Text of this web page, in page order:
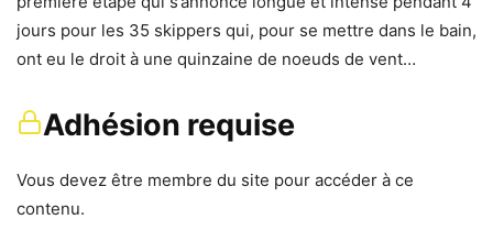
jours pour les 35 skippers qui, pour se mettre dans le bain,
ont eu le droit à une quinzaine de noeuds de vent…
Adhésion requise
Vous devez être membre du site pour accéder à ce
contenu.